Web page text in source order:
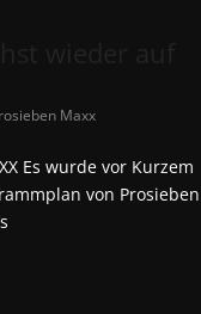
Maxx
Es wurde vor Kurzem
von Prosieben